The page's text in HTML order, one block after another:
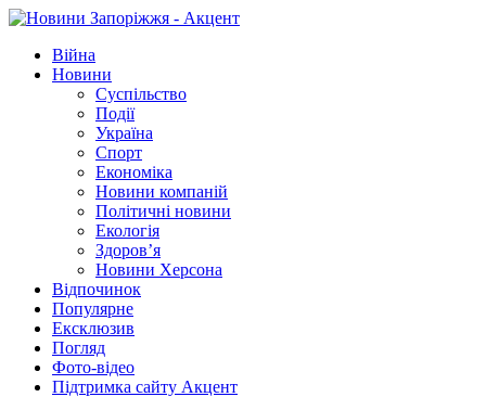
Війна
Новини
Суспільство
Події
Україна
Спорт
Економіка
Новини компаній
Політичні новини
Екологія
Здоров’я
Новини Херсона
Відпочинок
Популярне
Ексклюзив
Погляд
Фото-відео
Підтримка сайту Акцент